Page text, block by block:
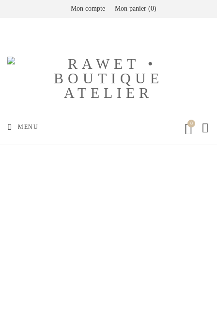
Mon compte Mon panier 0
MENU
0